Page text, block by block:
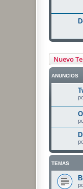
Nuevo
ANUNCIOS
TEMAS